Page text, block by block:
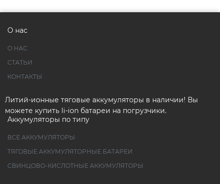
О нас
О НАС
СТАТЬИ
КОНТАКТЫ
Литий-ионные тяговые аккумуляторы в наличии! Вы
можете купить li-ion батареи на погрузчики.
Аккумуляторы по типу
ВСЕ АККУМУЛЯТОРЫ
ТЯГОВЫЕ АККУМУЛЯТОРНЫЕ БАТАРЕИ
СВИНЦОВО-КИСЛОТНЫЕ АККУМУЛЯТОРЫ